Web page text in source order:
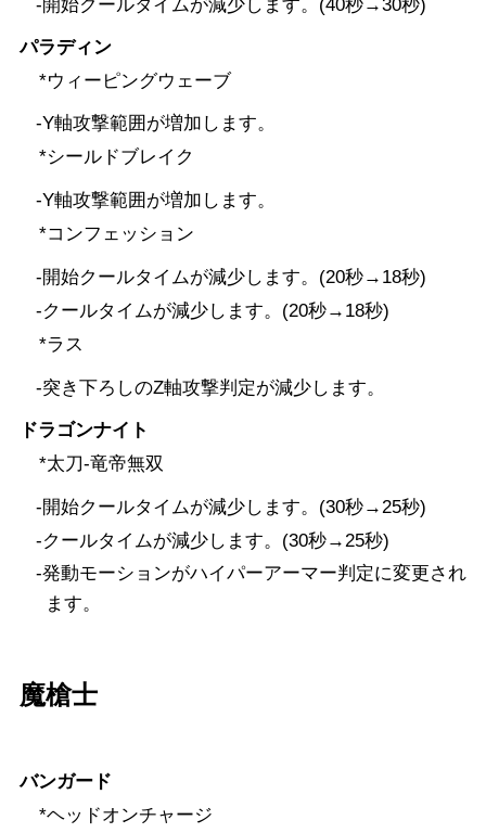
-開始クールタイムが減少します。(40秒→30秒)
パラディン
*ウィーピングウェーブ
-Y軸攻撃範囲が増加します。
*シールドブレイク
-Y軸攻撃範囲が増加します。
*コンフェッション
-開始クールタイムが減少します。(20秒→18秒)
-クールタイムが減少します。(20秒→18秒)
*ラス
-突き下ろしのZ軸攻撃判定が減少します。
ドラゴンナイト
*太刀-竜帝無双
-開始クールタイムが減少します。(30秒→25秒)
-クールタイムが減少します。(30秒→25秒)
-発動モーションがハイパーアーマー判定に変更され
ます。
魔槍士
バンガード
*ヘッドオンチャージ